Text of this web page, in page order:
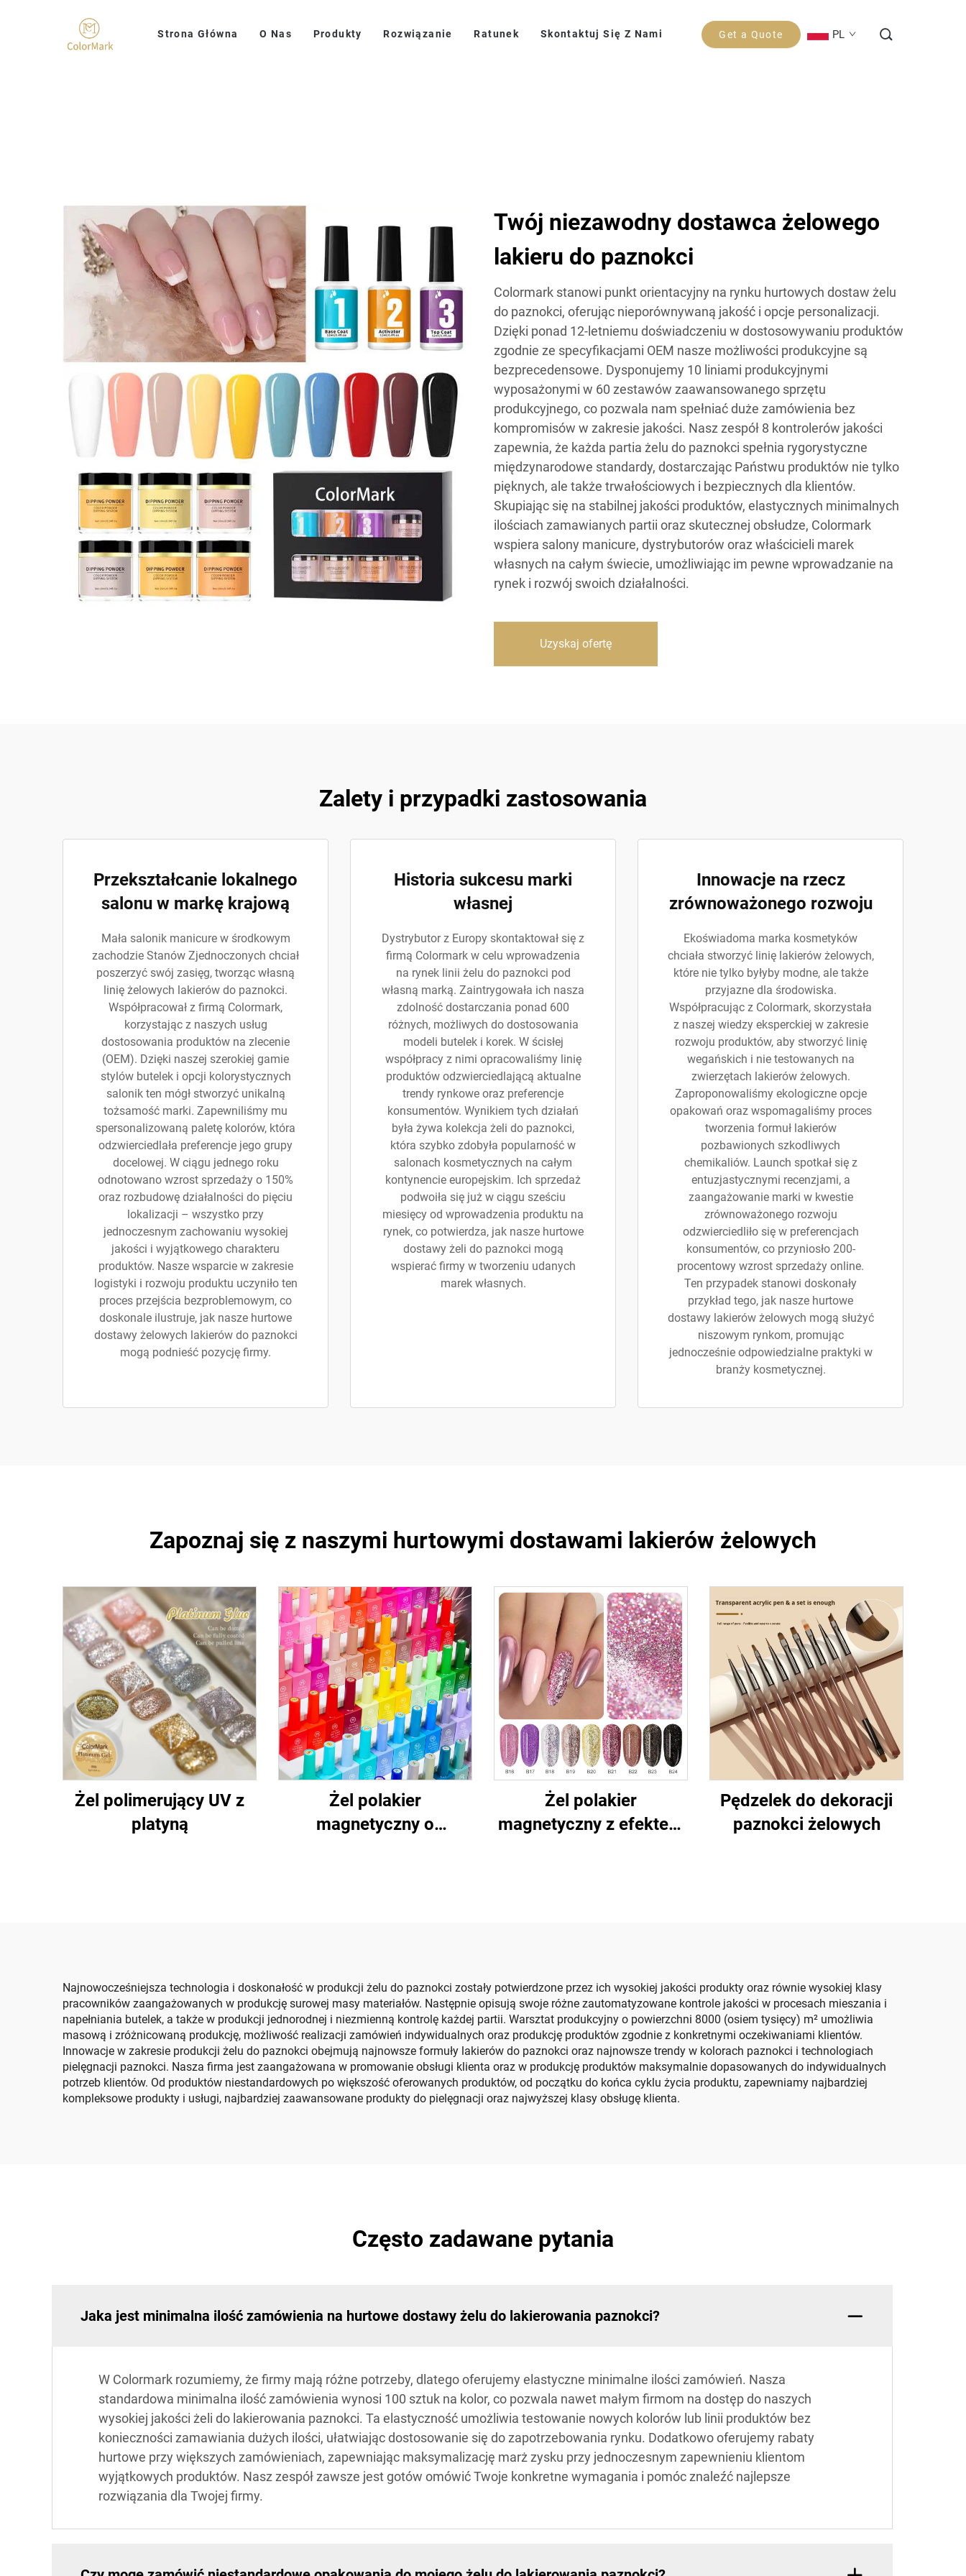
Strona Główna O Nas Produkty Rozwiązanie Ratunek Skontaktuj Się Z Nami Get a Quote PL
Twój niezawodny dostawca żelowego
lakieru do paznokci
Colormark stanowi punkt orientacyjny na rynku hurtowych dostaw żelu
do paznokci, oferując nieporównywaną jakość i opcje personalizacji.
Dzięki ponad 12-letniemu doświadczeniu w dostosowywaniu produktów
zgodnie ze specyfikacjami OEM nasze możliwości produkcyjne są
bezprecedensowe. Dysponujemy 10 liniami produkcyjnymi
wyposażonymi w 60 zestawów zaawansowanego sprzętu
produkcyjnego, co pozwala nam spełniać duże zamówienia bez
kompromisów w zakresie jakości. Nasz zespół 8 kontrolerów jakości
zapewnia, że każda partia żelu do paznokci spełnia rygorystyczne
międzynarodowe standardy, dostarczając Państwu produktów nie tylko
pięknych, ale także trwałościowych i bezpiecznych dla klientów.
Skupiając się na stabilnej jakości produktów, elastycznych minimalnych
ilościach zamawianych partii oraz skutecznej obsłudze, Colormark
wspiera salony manicure, dystrybutorów oraz właścicieli marek
własnych na całym świecie, umożliwiając im pewne wprowadzanie na
rynek i rozwój swoich działalności.
Uzyskaj ofertę
Zalety i przypadki zastosowania
Przekształcanie lokalnego
salonu w markę krajową
Mała salonik manicure w środkowym
zachodzie Stanów Zjednoczonych chciał
poszerzyć swój zasięg, tworząc własną
linię żelowych lakierów do paznokci.
Współpracował z firmą Colormark,
korzystając z naszych usług
dostosowania produktów na zlecenie
(OEM). Dzięki naszej szerokiej gamie
stylów butelek i opcji kolorystycznych
salonik ten mógł stworzyć unikalną
tożsamość marki. Zapewniliśmy mu
spersonalizowaną paletę kolorów, która
odzwierciedlała preferencje jego grupy
docelowej. W ciągu jednego roku
odnotowano wzrost sprzedaży o 150%
oraz rozbudowę działalności do pięciu
lokalizacji – wszystko przy
jednoczesnym zachowaniu wysokiej
jakości i wyjątkowego charakteru
produktów. Nasze wsparcie w zakresie
logistyki i rozwoju produktu uczyniło ten
proces przejścia bezproblemowym, co
doskonale ilustruje, jak nasze hurtowe
dostawy żelowych lakierów do paznokci
mogą podnieść pozycję firmy.
Historia sukcesu marki
własnej
Dystrybutor z Europy skontaktował się z
firmą Colormark w celu wprowadzenia
na rynek linii żelu do paznokci pod
własną marką. Zaintrygowała ich nasza
zdolność dostarczania ponad 600
różnych, możliwych do dostosowania
modeli butelek i korek. W ścisłej
współpracy z nimi opracowaliśmy linię
produktów odzwierciedlającą aktualne
trendy rynkowe oraz preferencje
konsumentów. Wynikiem tych działań
była żywa kolekcja żeli do paznokci,
która szybko zdobyła popularność w
salonach kosmetycznych na całym
kontynencie europejskim. Ich sprzedaż
podwoiła się już w ciągu sześciu
miesięcy od wprowadzenia produktu na
rynek, co potwierdza, jak nasze hurtowe
dostawy żeli do paznokci mogą
wspierać firmy w tworzeniu udanych
marek własnych.
Innowacje na rzecz
zrównoważonego rozwoju
Ekoświadoma marka kosmetyków
chciała stworzyć linię lakierów żelowych,
które nie tylko byłyby modne, ale także
przyjazne dla środowiska.
Współpracując z Colormark, skorzystała
z naszej wiedzy eksperckiej w zakresie
rozwoju produktów, aby stworzyć linię
wegańskich i nie testowanych na
zwierzętach lakierów żelowych.
Zaproponowaliśmy ekologiczne opcje
opakowań oraz wspomagaliśmy proces
tworzenia formuł lakierów
pozbawionych szkodliwych
chemikaliów. Launch spotkał się z
entuzjastycznymi recenzjami, a
zaangażowanie marki w kwestie
zrównoważonego rozwoju
odzwierciedliło się w preferencjach
konsumentów, co przyniosło 200-
procentowy wzrost sprzedaży online.
Ten przypadek stanowi doskonały
przykład tego, jak nasze hurtowe
dostawy lakierów żelowych mogą służyć
niszowym rynkom, promując
jednocześnie odpowiedzialne praktyki w
branży kosmetycznej.
Zapoznaj się z naszymi hurtowymi dostawami lakierów żelowych
Żel polimerujący UV z
platyną
Żel polakier
magnetyczny o
Żel polakier
magnetyczny z efektem
Pędzelek do dekoracji
paznokci żelowych
Najnowocześniejsza technologia i doskonałość w produkcji żelu do paznokci zostały potwierdzone przez ich wysokiej jakości produkty oraz równie wysokiej klasy
pracowników zaangażowanych w produkcję surowej masy materiałów. Następnie opisują swoje różne zautomatyzowane kontrole jakości w procesach mieszania i
napełniania butelek, a także w produkcji jednorodnej i niezmienną kontrolę każdej partii. Warsztat produkcyjny o powierzchni 8000 (osiem tysięcy) m² umożliwia
masową i zróżnicowaną produkcję, możliwość realizacji zamówień indywidualnych oraz produkcję produktów zgodnie z konkretnymi oczekiwaniami klientów.
Innowacje w zakresie produkcji żelu do paznokci obejmują najnowsze formuły lakierów do paznokci oraz najnowsze trendy w kolorach paznokci i technologiach
pielęgnacji paznokci. Nasza firma jest zaangażowana w promowanie obsługi klienta oraz w produkcję produktów maksymalnie dopasowanych do indywidualnych
potrzeb klientów. Od produktów niestandardowych po większość oferowanych produktów, od początku do końca cyklu życia produktu, zapewniamy najbardziej
kompleksowe produkty i usługi, najbardziej zaawansowane produkty do pielęgnacji oraz najwyższej klasy obsługę klienta.
Często zadawane pytania
Jaka jest minimalna ilość zamówienia na hurtowe dostawy żelu do lakierowania paznokci?
W Colormark rozumiemy, że firmy mają różne potrzeby, dlatego oferujemy elastyczne minimalne ilości zamówień. Nasza
standardowa minimalna ilość zamówienia wynosi 100 sztuk na kolor, co pozwala nawet małym firmom na dostęp do naszych
wysokiej jakości żeli do lakierowania paznokci. Ta elastyczność umożliwia testowanie nowych kolorów lub linii produktów bez
konieczności zamawiania dużych ilości, ułatwiając dostosowanie się do zapotrzebowania rynku. Dodatkowo oferujemy rabaty
hurtowe przy większych zamówieniach, zapewniając maksymalizację marż zysku przy jednoczesnym zapewnieniu klientom
wyjątkowych produktów. Nasz zespół zawsze jest gotów omówić Twoje konkretne wymagania i pomóc znaleźć najlepsze
rozwiązania dla Twojej firmy.